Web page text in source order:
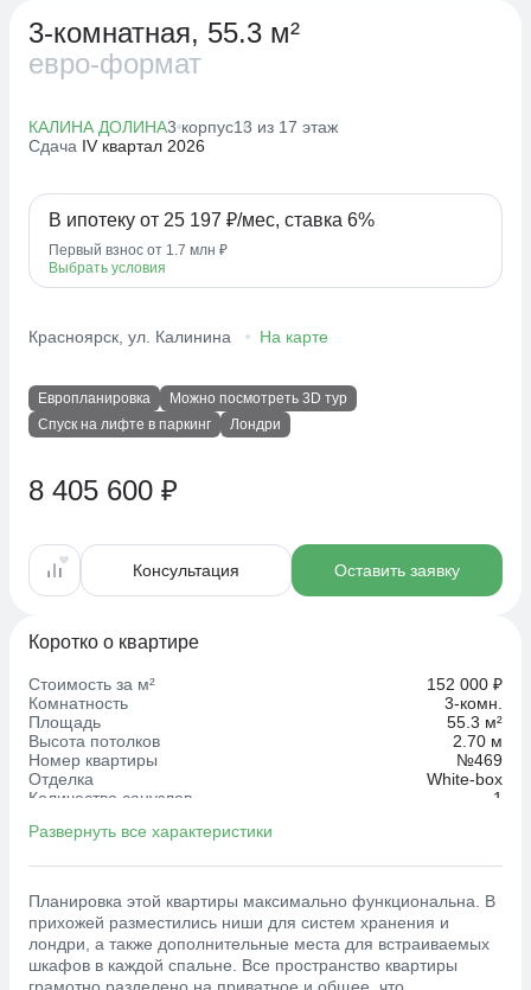
3-комнатная, 55.3 м²
евро-формат
КАЛИНА ДОЛИНА3 корпус13 из 17 этаж
Сдача IV квартал 2026
В ипотеку от 25 197 ₽/мес, ставка 6%
Первый взнос от 1.7 млн ₽
Выбрать условия
Красноярск, ул. Калинина На карте
Европланировка
Можно посмотреть 3D тур
Спуск на лифте в паркинг
Лондри
8 405 600 ₽
Оставить заявку
Консультация
Коротко о квартире
Стоимость за м²
152 000 ₽
Комнатность
3-комн.
Площадь
55.3 м²
Высота потолков
2.70 м
Номер квартиры
№469
Отделка
White-box
Количество санузлов
1
Развернуть все характеристики
Планировка этой квартиры максимально функциональна. В
прихожей разместились ниши для систем хранения и
лондри, а также дополнительные места для встраиваемых
шкафов в каждой спальне. Все пространство квартиры